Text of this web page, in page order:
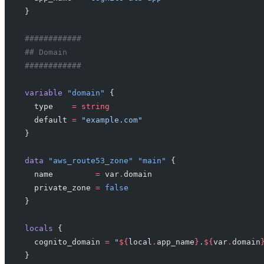
}
############
## Domain
############
variable "domain"
{
  type
    =
string
  default
= "example.com"
}
data "aws_route53_zone" "main"
{
  name
         =
var. domain
  private_zone
= false
}
locals {
  cognito_domain
= " ${ local . app_name } . ${ var. domain
}